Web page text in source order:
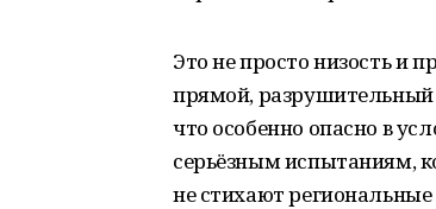
Это не просто низость и
прямой, разрушительный
что особенно опасно в
серьёзным испытаниям,
не стихают